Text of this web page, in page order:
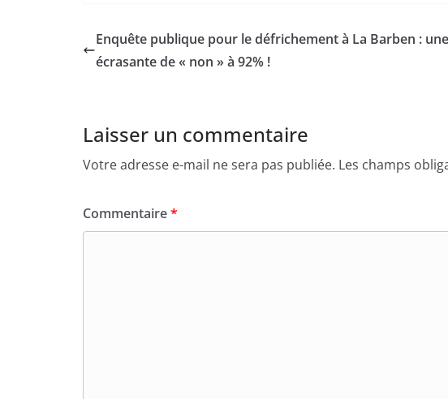
Enquête publique pour le défrichement à La Barben :
écrasante de « non » à 92% !
Laisser un commentaire
Votre adresse e-mail ne sera pas publiée. Les champs
Commentaire*